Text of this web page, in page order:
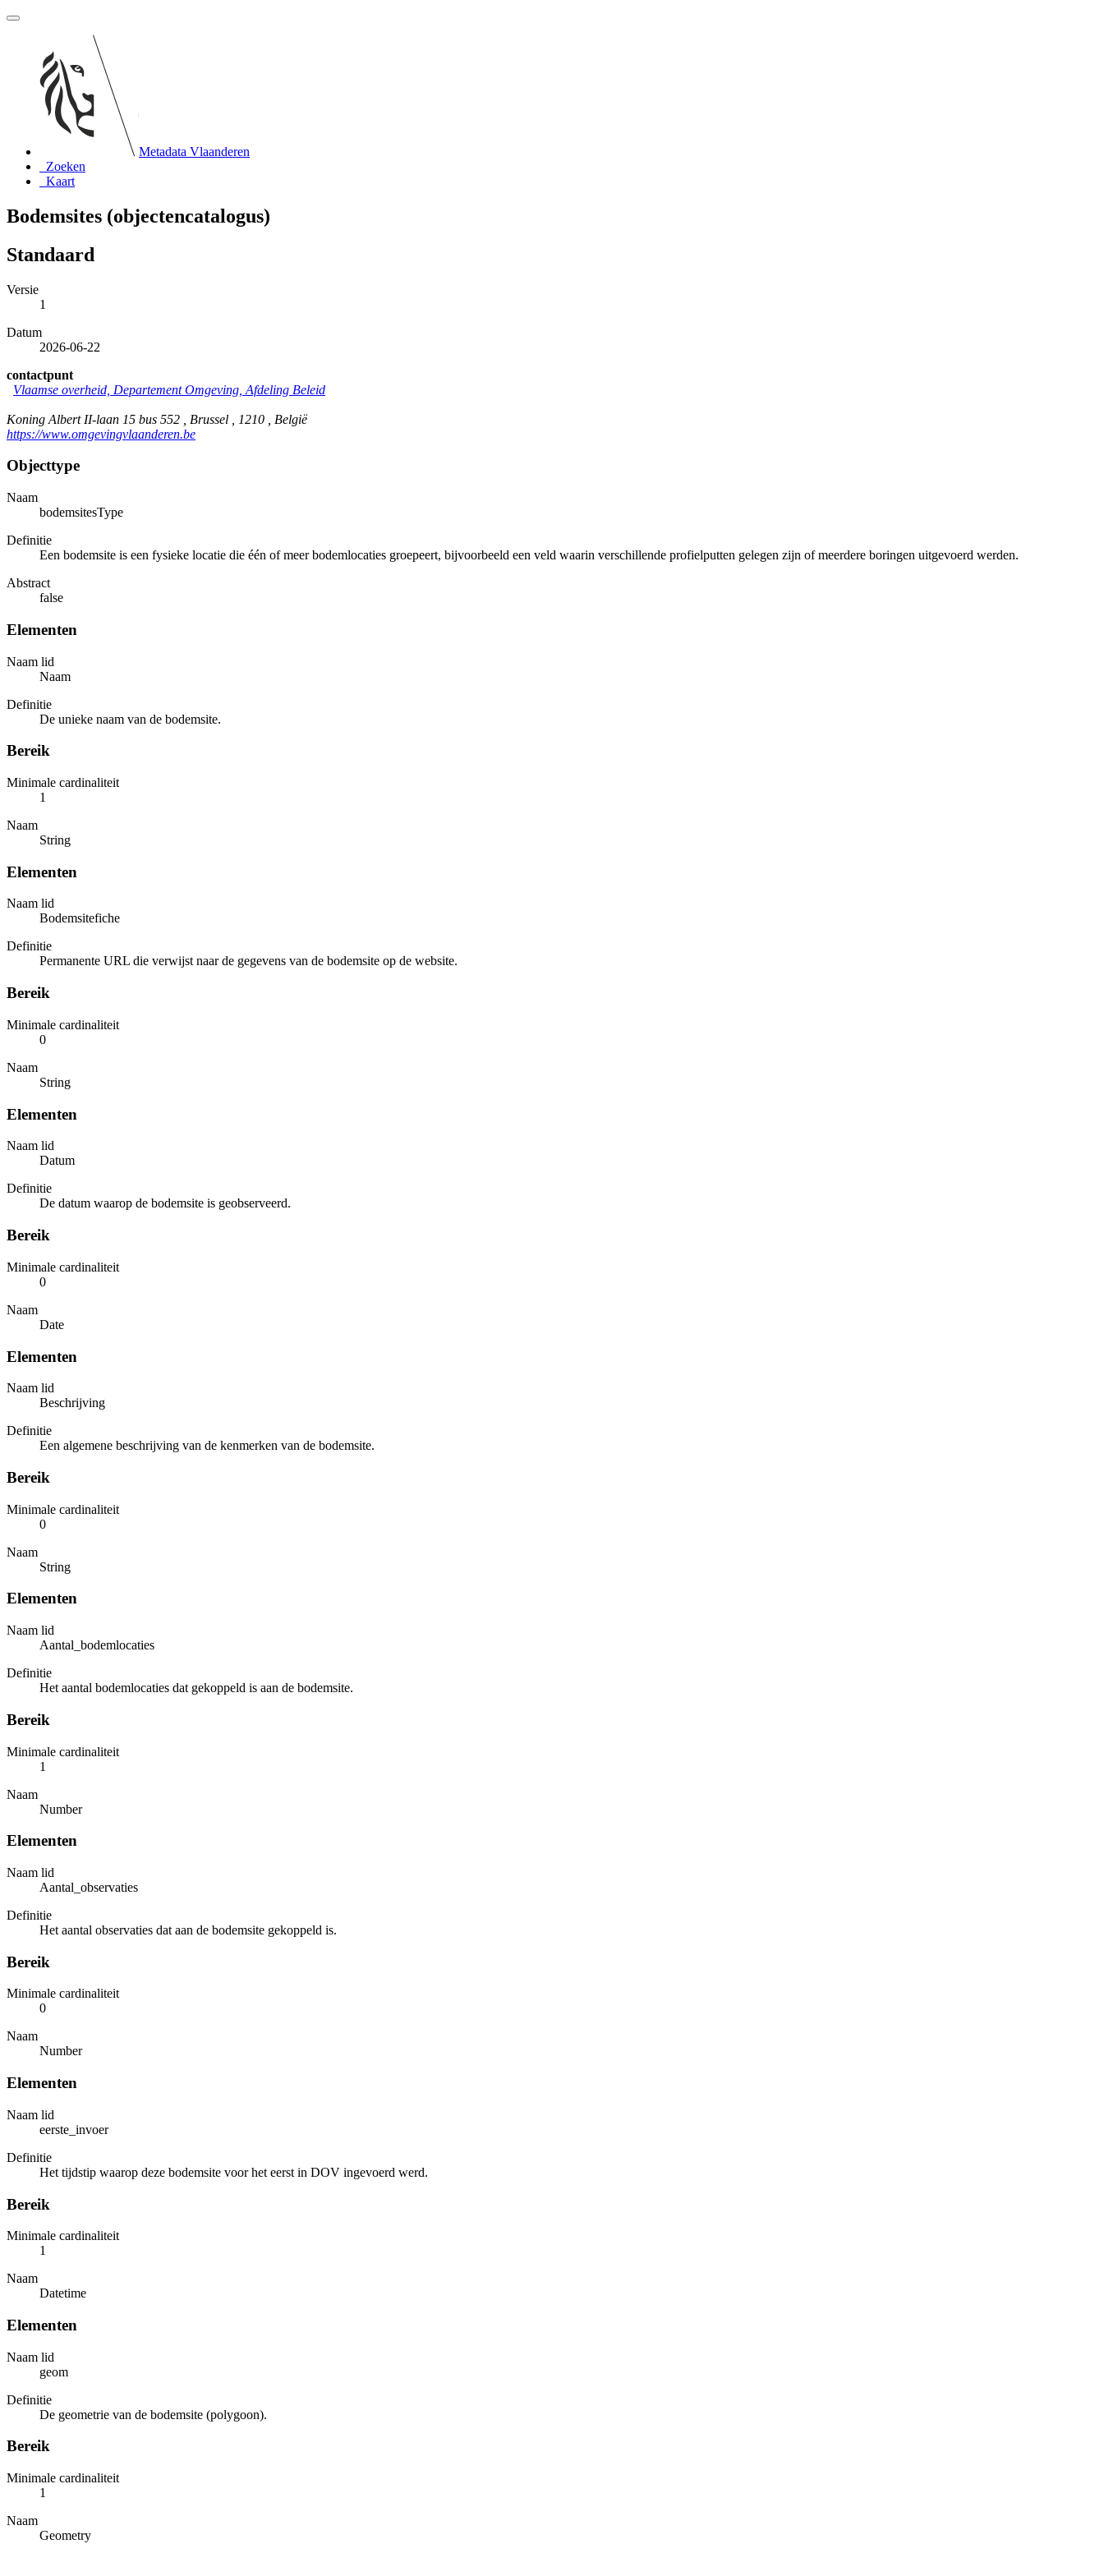
Metadata Vlaanderen
Zoeken
Kaart
Bodemsites (objectencatalogus)
Standaard
Versie
1
Datum
2026-06-22
contactpunt
Vlaamse overheid, Departement Omgeving, Afdeling Beleid
Koning Albert II-laan 15 bus 552 , Brussel , 1210 , België
https://www.omgevingvlaanderen.be
Objecttype
Naam
bodemsitesType
Definitie
Een bodemsite is een fysieke locatie die één of meer bodemlocaties groepeert, bijvoorbeeld een veld waarin verschillende profielputten gelegen zijn of meerdere boringen uitgevoerd werden.
Abstract
false
Elementen
Naam lid
Naam
Definitie
De unieke naam van de bodemsite.
Bereik
Minimale cardinaliteit
1
Naam
String
Elementen
Naam lid
Bodemsitefiche
Definitie
Permanente URL die verwijst naar de gegevens van de bodemsite op de website.
Bereik
Minimale cardinaliteit
0
Naam
String
Elementen
Naam lid
Datum
Definitie
De datum waarop de bodemsite is geobserveerd.
Bereik
Minimale cardinaliteit
0
Naam
Date
Elementen
Naam lid
Beschrijving
Definitie
Een algemene beschrijving van de kenmerken van de bodemsite.
Bereik
Minimale cardinaliteit
0
Naam
String
Elementen
Naam lid
Aantal_bodemlocaties
Definitie
Het aantal bodemlocaties dat gekoppeld is aan de bodemsite.
Bereik
Minimale cardinaliteit
1
Naam
Number
Elementen
Naam lid
Aantal_observaties
Definitie
Het aantal observaties dat aan de bodemsite gekoppeld is.
Bereik
Minimale cardinaliteit
0
Naam
Number
Elementen
Naam lid
eerste_invoer
Definitie
Het tijdstip waarop deze bodemsite voor het eerst in DOV ingevoerd werd.
Bereik
Minimale cardinaliteit
1
Naam
Datetime
Elementen
Naam lid
geom
Definitie
De geometrie van de bodemsite (polygoon).
Bereik
Minimale cardinaliteit
1
Naam
Geometry